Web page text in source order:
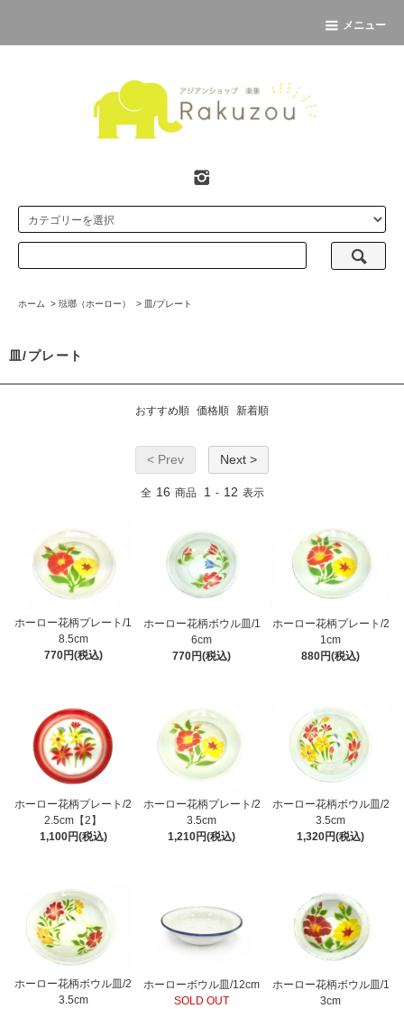
メニュー
ホーム > 琺瑯（ホーロー） > 皿/プレート
皿/プレート
おすすめ順 価格順 新着順
< Prev Next >
全 16 商品 1 - 12 表示
ホーロー花柄プレート/1
8.5cm
770円(税込)
ホーロー花柄ボウル皿/1
6cm
770円(税込)
ホーロー花柄プレート/2
1cm
880円(税込)
ホーロー花柄プレート/2
2.5cm【2】
1,100円(税込)
ホーロー花柄プレート/2
3.5cm
1,210円(税込)
ホーロー花柄ボウル皿/2
3.5cm
1,320円(税込)
ホーロー花柄ボウル皿/2
3.5cm
ホーローボウル皿/12cm
SOLD OUT
ホーロー花柄ボウル皿/1
3cm